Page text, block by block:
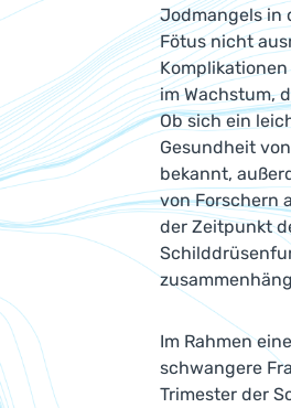
Jodmangels in
Fötus nicht
im Wachstum,
Ob sich ein
Gesundheit
bekannt,
von Forschern
der Zeitpunkt
Im Rahmen
schwangere
Trimester der